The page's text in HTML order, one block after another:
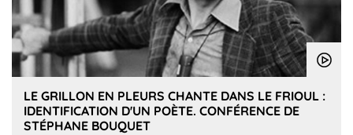
LE GRILLON EN PLEURS CHANTE DANS LE FRIOUL :
IDENTIFICATION D'UN POÈTE. CONFÉRENCE DE
STÉPHANE BOUQUET